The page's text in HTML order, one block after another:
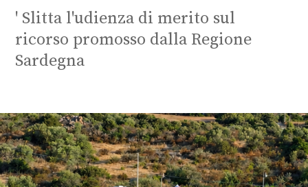
' Slitta l'udienza di merito sul
ricorso promosso dalla Regione
Sardegna